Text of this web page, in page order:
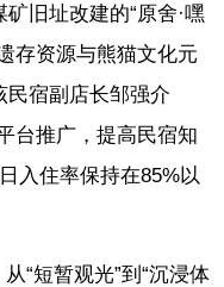
旧址改建的“原舍·嘿
存资源与熊猫文化元
民宿副店长邹强介
台推广，提高民宿知
入住率保持在85%以
“短暂观光”到“沉浸体